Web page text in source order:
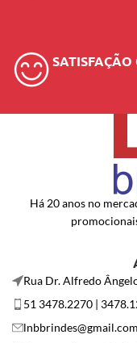
Há 20 anos no
Rua Dr. Alfredo
51 3478.2270 |
lnbbrindes@gmail.com